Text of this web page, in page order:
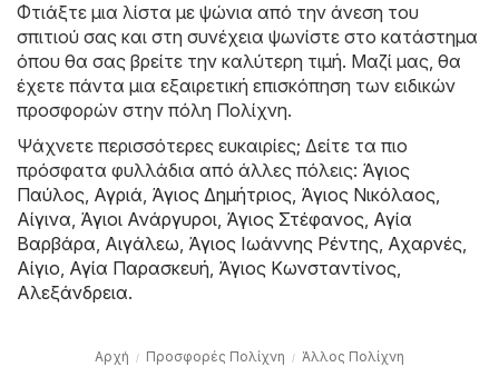
Φτιάξτε μια λίστα με ψώνια από την άνεση του
σπιτιού σας και στη συνέχεια ψωνίστε στο κατάστημα
όπου θα σας βρείτε την καλύτερη τιμή. Μαζί μας, θα
έχετε πάντα μια εξαιρετική επισκόπηση των ειδικών
προσφορών στην πόλη Πολίχνη.
Ψάχνετε περισσότερες ευκαιρίες; Δείτε τα πιο
πρόσφατα φυλλάδια από άλλες πόλεις: Άγιος
Παύλος, Αγριά, Άγιος Δημήτριος, Άγιος Νικόλαος,
Αίγινα, Άγιοι Ανάργυροι, Άγιος Στέφανος, Αγία
Βαρβάρα, Αιγάλεω, Άγιος Ιωάννης Ρέντης, Αχαρνές,
Αίγιο, Αγία Παρασκευή, Άγιος Κωνσταντίνος,
Αλεξάνδρεια.
Αρχή Προσφορές Πολίχνη Άλλος Πολίχνη